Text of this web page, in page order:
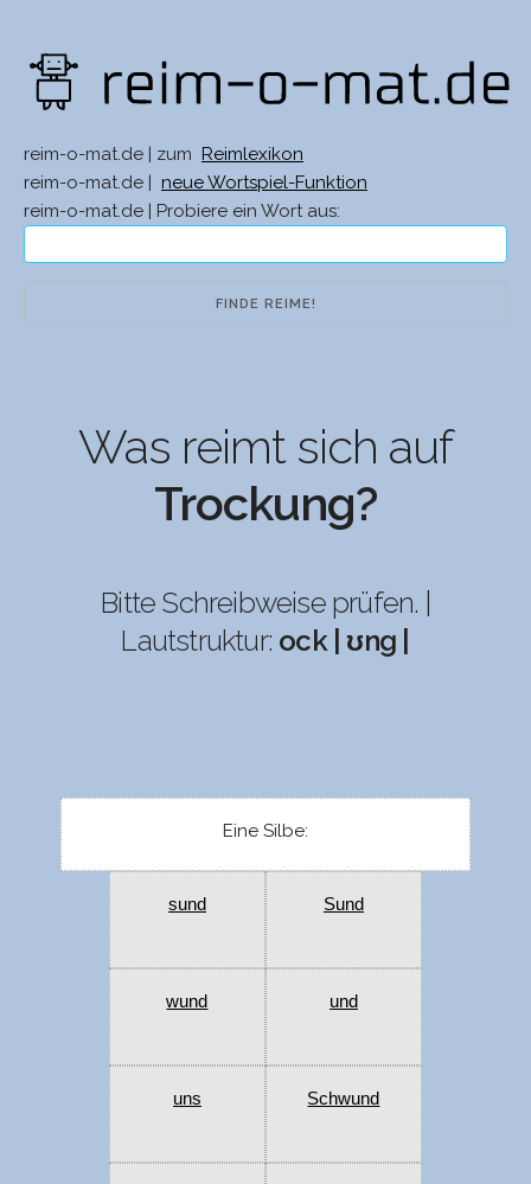
reim-o-mat.de | zum
Reimlexikon
reim-o-mat.de |
neue Wortspiel-Funktion
reim-o-mat.de | Probiere ein Wort aus:
Was reimt sich auf
Trockung?
Bitte Schreibweise prüfen. |
Lautstruktur: ock | ʊng |
Eine Silbe:
sund Sund
wund und
uns Schwund